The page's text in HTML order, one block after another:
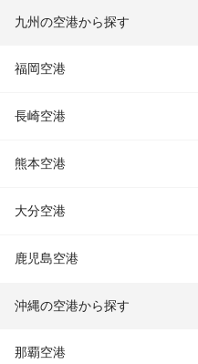
九州の空港から探す
福岡空港
長崎空港
熊本空港
大分空港
鹿児島空港
沖縄の空港から探す
那覇空港